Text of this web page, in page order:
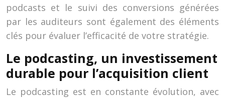
podcasts et le suivi des conversions générées
par les auditeurs sont également des éléments
clés pour évaluer l’efficacité de votre stratégie.
Le podcasting, un investissement
durable pour l’acquisition client
Le podcasting est en constante évolution, avec